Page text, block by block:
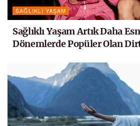
SAĞLIKLI YAŞAM
Sağlıklı Yaşam Artık Daha
Dönemlerde Popüler Olan